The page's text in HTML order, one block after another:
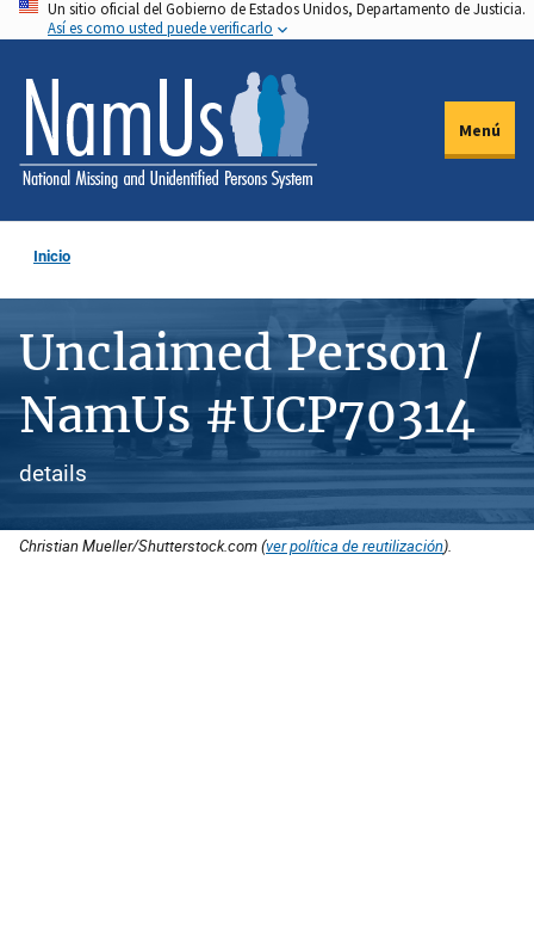
Pasar
al
contenido
principal
Un sitio oficial del Gobierno de Estados Unidos, Departamento de Justicia.
Así es como usted puede verificarlo
Menú
Inicio
Unclaimed Person /
NamUs #UCP70314
details
Christian Mueller/Shutterstock.com (ver política de reutilización).